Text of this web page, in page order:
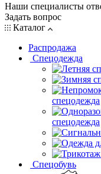
Наши специалисты
Задать вопрос
Каталог
Распродажа
Спецодежда
спецодежда
спецодежда
Спецобувь